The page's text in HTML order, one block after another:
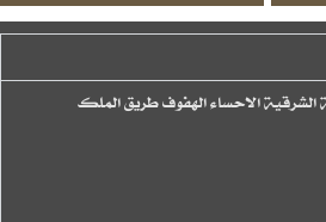
الشرقية الاحساء الهفوف طريق الملك